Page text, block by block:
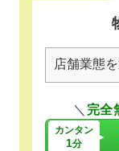
＼ 完全
カンタン
1分